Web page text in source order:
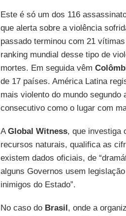
Este é só um dos 116
que alerta sobre a violência
passado terminou com 21
ranking mundial desse tipo de
mortes. Em seguida vêm
de 17 países. América Latina
mais violento do mundo segundo
consecutivo como o lugar com
AGlobal Witness, que investiga
recursos naturais, qualifica as
existem dados oficiais, de
alguns Governos usem
inimigos do Estado”.
No caso do Brasil, onde a